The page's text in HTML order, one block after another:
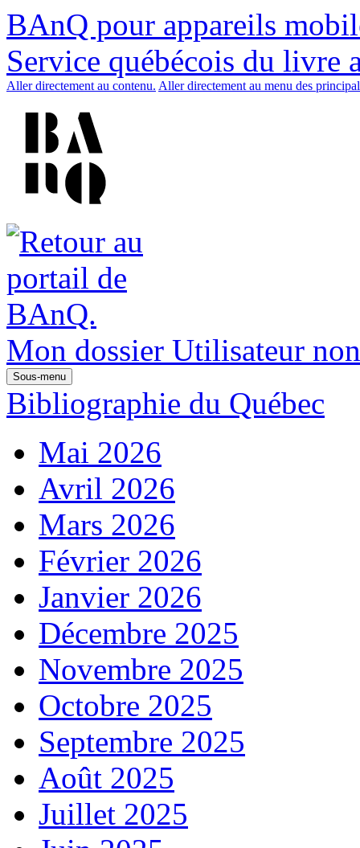
BAnQ pour appareils
Service québécois du livre
Aller directement au contenu. Aller directement au menu des
Mon dossier Utilisateur
Sous-menu
Bibliographie du Québec
Mai 2026
Avril 2026
Mars 2026
Février 2026
Janvier 2026
Décembre 2025
Novembre 2025
Octobre 2025
Septembre 2025
Août 2025
Juillet 2025